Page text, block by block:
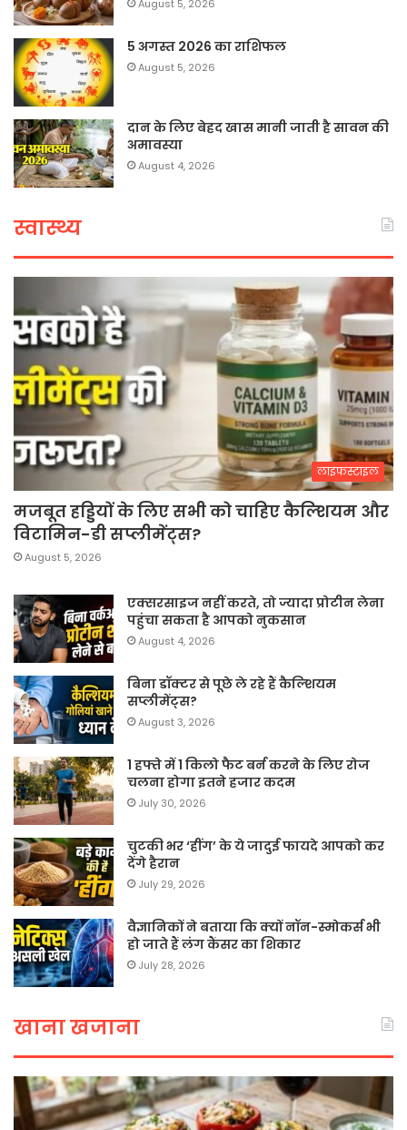
August 5, 2026
5 अगस्त 2026 का राशिफल
August 5, 2026
दान के लिए बेहद खास मानी जाती है सावन की
अमावस्या
August 4, 2026
स्वास्थ्य
लाइफस्टाइल
मजबूत हड्डियों के लिए सभी को चाहिए कैल्शियम और
विटामिन-डी सप्लीमेंट्स?
August 5, 2026
एक्सरसाइज नहीं करते, तो ज्यादा प्रोटीन लेना
पहुंचा सकता है आपको नुकसान
August 4, 2026
बिना डॉक्टर से पूछे ले रहे हैं कैल्शियम
सप्लीमेंट्स?
August 3, 2026
1 हफ्ते में 1 किलो फैट बर्न करने के लिए रोज
चलना होगा इतने हजार कदम
July 30, 2026
चुटकी भर ‘हींग’ के ये जादुई फायदे आपको कर
देंगे हैरान
July 29, 2026
वैज्ञानिकों ने बताया कि क्यों नॉन-स्मोकर्स भी
हो जाते हैं लंग कैंसर का शिकार
July 28, 2026
खाना खजाना